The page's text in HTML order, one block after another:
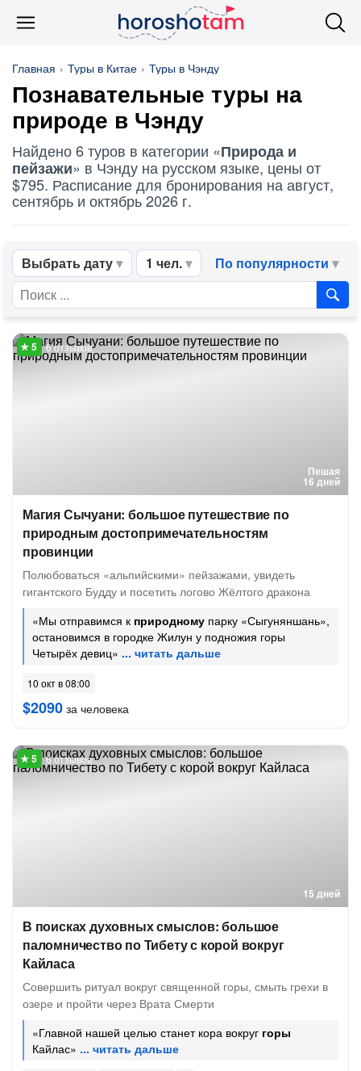
Главная Туры в Китае Туры в Чэнду
Познавательные туры на
природе в Чэнду
Найдено 6 туров в категории «Природа и
пейзажи» в Чэнду на русском языке, цены от
$795. Расписание для бронирования на август,
сентябрь и октябрь 2026 г.
Выбрать дату 1 чел. По популярности
Пешая
16 дней
6 отзывов
Магия Сычуани: большое путешествие по
природным достопримечательностям
провинции
Полюбоваться «альпийскими» пейзажами, увидеть
гигантского Будду и посетить логово Жёлтого дракона
«Мы отправимся к природному парку «Сыгуняншань»,
остановимся в городке Жилун у подножия горы
Четырёх девиц»
10 окт в 08:00
$2090 за человека
15 дней
6 отзывов
В поисках духовных смыслов: большое
паломничество по Тибету с корой вокруг
Кайласа
Совершить ритуал вокруг священной горы, смыть грехи в
озере и пройти через Врата Смерти
«Главной нашей целью станет кора вокруг горы
Кайлас»